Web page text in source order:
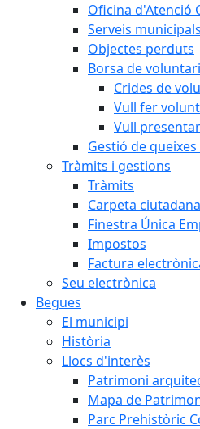
Oficina d'Atenció
Serveis municipals
Objectes perduts
Borsa de
Crides de
Vull fer
Vull
Gestió de
Tràmits i gestions
Tràmits
Carpeta ciutadana
Finestra Única
Impostos
Factura
Seu electrònica
Begues
El municipi
Història
Llocs d'interès
Patrimoni
Mapa de
Parc Prehistòric